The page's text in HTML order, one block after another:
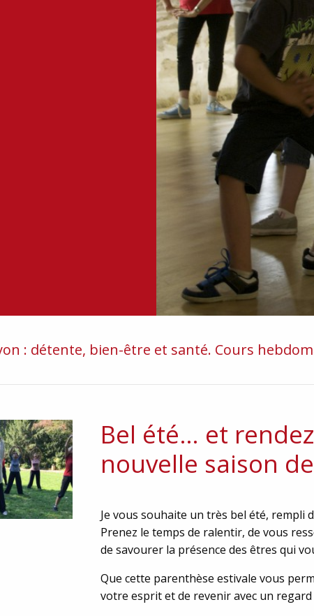
: détente, bien-être et santé. Cours
Bel été… et
nouvelle saison
Je vous souhaite un très bel été, rempli
Prenez le temps de ralentir, de vous
de savourer la présence des êtres qui
Que cette parenthèse estivale vous
votre esprit et de revenir avec un